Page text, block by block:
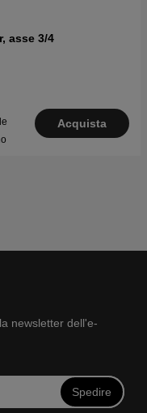
asse 3/4
Acquista
newsletter dell'e-
Spedire